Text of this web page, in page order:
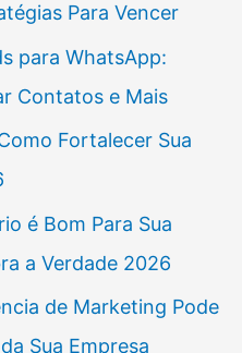
Para Vencer
para WhatsApp:
Contatos e Mais
Fortalecer Sua
é Bom Para Sua
a Verdade 2026
de Marketing Pode
Sua Empresa